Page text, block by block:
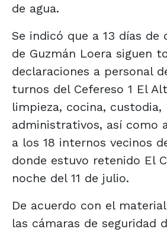
de agua.
Se indicó que a 13 días de
de Guzmán Loera siguen
declaraciones a personal
turnos del Cefereso 1 El
limpieza, cocina, custodia,
administrativos, así como
a los 18 internos vecinos
donde estuvo retenido El
noche del 11 de julio.
De acuerdo con el
las cámaras de seguridad